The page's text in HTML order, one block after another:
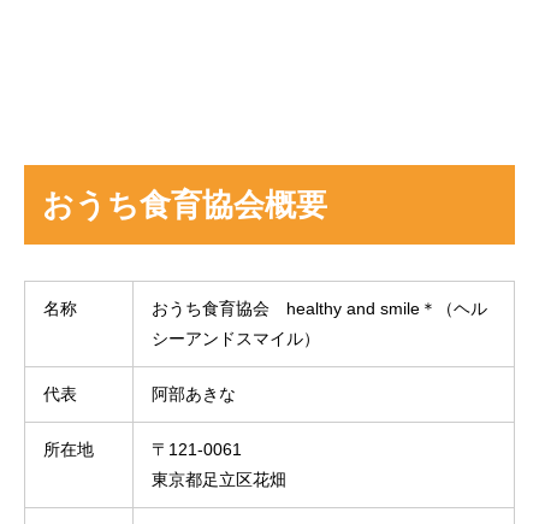
おうち食育協会概要
名称
おうち食育協会 healthy and smile＊（ヘル
シーアンドスマイル）
代表 阿部あきな
所在地
〒121-0061
東京都足立区花畑